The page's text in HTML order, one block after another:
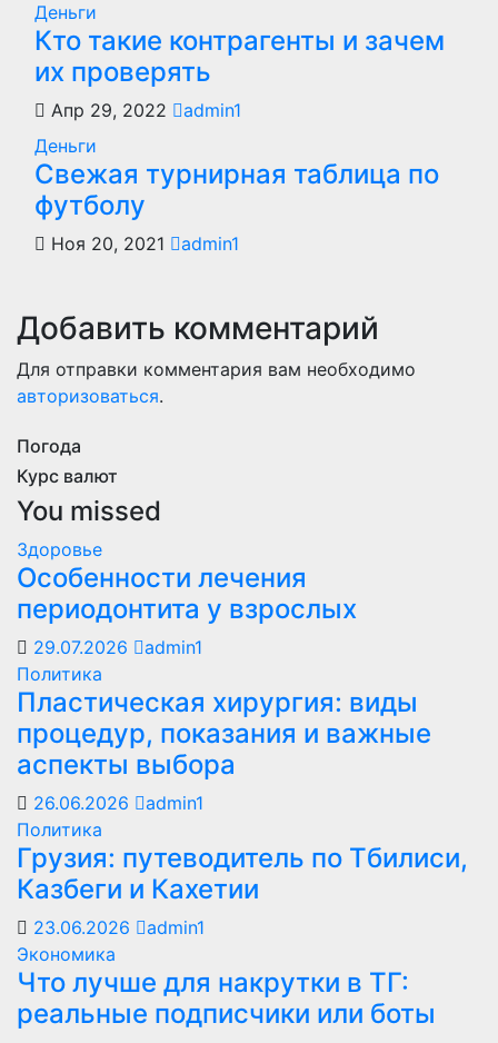
Деньги
Кто такие контрагенты и зачем
их проверять
Апр 29, 2022
admin1
Деньги
Свежая турнирная таблица по
футболу
Ноя 20, 2021 admin1
Добавить комментарий
Для отправки комментария вам необходимо
авторизоваться.
Погода
Курс валют
You missed
Здоровье
Особенности лечения
периодонтита у взрослых
29.07.2026
admin1
Политика
Пластическая хирургия: виды
процедур, показания и важные
аспекты выбора
26.06.2026
admin1
Политика
Грузия: путеводитель по Тбилиси,
Казбеги и Кахетии
23.06.2026
admin1
Экономика
Что лучше для накрутки в ТГ:
реальные подписчики или боты